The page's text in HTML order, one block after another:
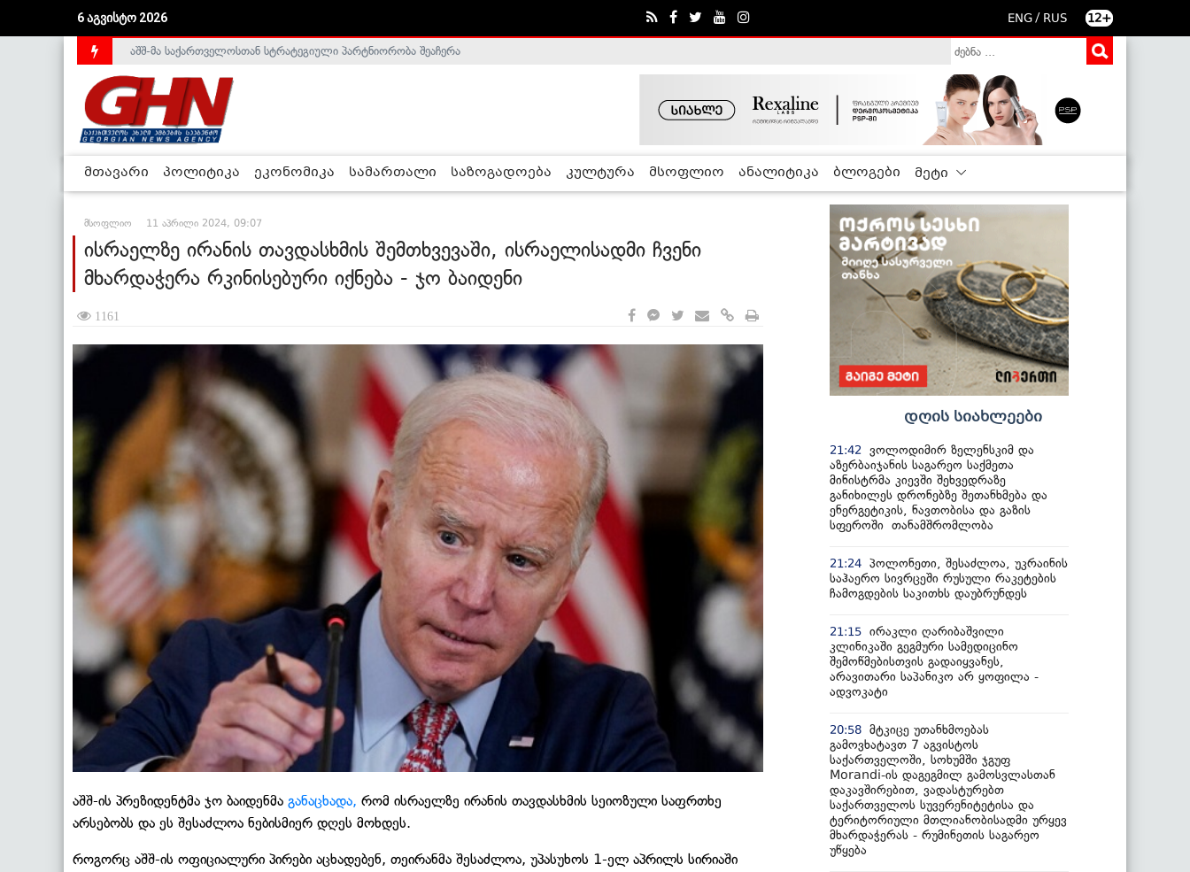
6 აგვისტო 2026 ENG / RUS 12+
საქართველოს დე-ფაქტო მთავრობა არალეგიტიმურია - ჰელსინკის კომისია
აშშ-მა საქართველოსთან სტრატეგიული პარტნიორობა შეაჩერა
მთავარი პოლიტიკა ეკონომიკა სამართალი საზოგადოება კულტურა მსოფლიო ანალიტიკა ბლოგები მეტი
მსოფლიო 11 აპრილი 2024, 09:07
ისრაელზე ირანის თავდასხმის შემთხვევაში, ისრაელისადმი ჩვენი
მხარდაჭერა რკინისებური იქნება - ჯო ბაიდენი
1161
აშშ-ის პრეზიდენტმა ჯო ბაიდენმა განაცხადა, რომ ისრაელზე ირანის თავდასხმის სეიოზული საფრთხე
არსებობს და ეს შესაძლოა ნებისმიერ დღეს მოხდეს.
როგორც აშშ-ის ოფიციალური პირები აცხადებენ, თეირანმა შესაძლოა, უპასუხოს 1-ელ აპრილს სირიაში
დღის სიახლეები
21:42
ვოლოდიმირ ზელენსკიმ და
აზერბაიჯანის საგარეო საქმეთა
მინისტრმა კიევში შეხვედრაზე
განიხილეს დრონებზე შეთანხმება და
ენერგეტიკის, ნავთობისა და გაზის
სფეროში თანამშრომლობა
21:24 პოლონეთი, შესაძლოა, უკრაინის
საჰაერო სივრცეში რუსული რაკეტების
ჩამოგდების საკითხს დაუბრუნდეს
21:15 ირაკლი ღარიბაშვილი
კლინიკაში გეგმური სამედიცინო
შემოწმებისთვის გადაიყვანეს,
არავითარი საპანიკო არ ყოფილა -
ადვოკატი
20:58 მტკიცე უთანხმოებას
გამოვხატავთ 7 აგვისტოს
საქართველოში, სოხუმში ჯგუფ
Morandi-ის დაგეგმილ გამოსვლასთან
დაკავშირებით, ვადასტურებთ
საქართველოს სუვერენიტეტისა და
ტერიტორიული მთლიანობისადმი ურყევ
მხარდაჭერას - რუმინეთის საგარეო
უწყება